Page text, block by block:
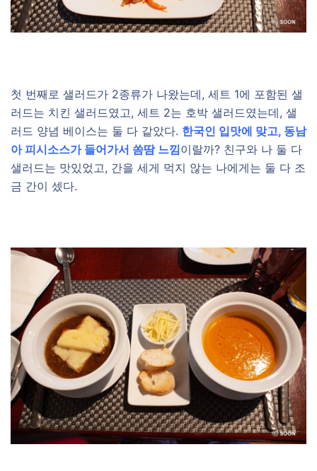
첫 번째로 샐러드가 2종류가 나왔는데, 세트 1에 포함된 샐
러드는 치킨 샐러드였고, 세트 2는 호박 샐러드였는데, 샐
러드 양념 베이스는 둘 다 같았다. 한국인 입맛에 맞고, 동남
아 피시소스가 들어가서 쏨땀 느낌이랄까? 친구와 나 둘 다
샐러드는 맛있었고, 간을 세게 먹지 않는 나에게는 둘 다 조
금 간이 셌다.